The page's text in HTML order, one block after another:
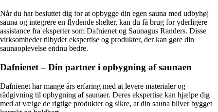
Når du har besluttet dig for at opbygge din egen sauna med udbyhøj
sauna og integrere en flydende shelter, kan du få brug for yderligere
assistance fra eksperter som Dafnienet og Saunagus Randers. Disse
virksomheder tilbyder ekspertise og produkter, der kan gøre din
saunaoplevelse endnu bedre.
Dafnienet – Din partner i opbygning af saunaen
Dafnienet har mange års erfaring med at levere materialer og
rådgivning til opbygning af saunaer. Deres ekspertise kan hjælpe dig
med at vælge de rigtige produkter og sikre, at din sauna bliver bygget